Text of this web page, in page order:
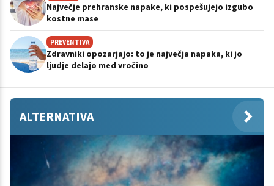
Največje prehranske napake, ki pospešujejo izgubo
kostne mase
PREVENTIVA
Zdravniki opozarjajo: to je največja napaka, ki jo
ljudje delajo med vročino
ALTERNATIVA